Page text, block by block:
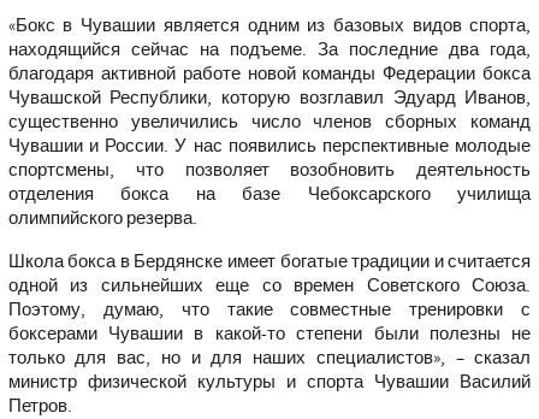
«Бокс в Чувашии является одним из базовых видов спорта,
находящийся сейчас на подъеме. За последние два года,
благодаря активной работе новой команды Федерации бокса
Чувашской Республики, которую возглавил Эдуард Иванов,
существенно увеличились число членов сборных команд
Чувашии и России. У нас появились перспективные молодые
спортсмены, что позволяет возобновить деятельность
отделения бокса на базе Чебоксарского училища
олимпийского резерва.
Школа бокса в Бердянске имеет богатые традиции и считается
одной из сильнейших еще со времен Советского Союза.
Поэтому, думаю, что такие совместные тренировки с
боксерами Чувашии в какой-то степени были полезны не
только для вас, но и для наших специалистов», – сказал
министр физической культуры и спорта Чувашии Василий
Петров.